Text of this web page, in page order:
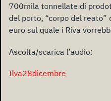
700mila tonnellate di
del porto, “corpo del
euro sul quale i Riva
Ascolta/scarica l’audio:
Ilva28dicembre